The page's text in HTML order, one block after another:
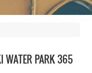
WATER PARK 365